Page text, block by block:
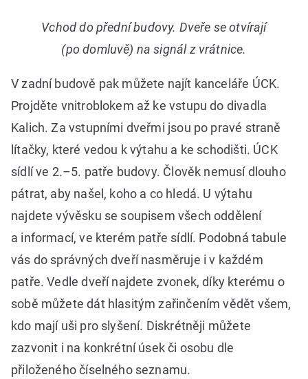
Vchod do přední budovy. Dveře se otvírají
(po domluvě) na signál z vrátnice.
V zadní budově pak můžete najít kanceláře ÚCK.
Projděte vnitroblokem až ke vstupu do divadla
Kalich. Za vstupními dveřmi jsou po pravé straně
lítačky, které vedou k výtahu a ke schodišti. ÚCK
sídlí ve 2.–5. patře budovy. Člověk nemusí dlouho
pátrat, aby našel, koho a co hledá. U výtahu
najdete vývěsku se soupisem všech oddělení
a informací, ve kterém patře sídlí. Podobná tabule
vás do správných dveří nasměruje i v každém
patře. Vedle dveří najdete zvonek, díky kterému o
sobě můžete dát hlasitým zařinčením vědět všem,
kdo mají uši pro slyšení. Diskrétněji můžete
zazvonit i na konkrétní úsek či osobu dle
přiloženého číselného seznamu.